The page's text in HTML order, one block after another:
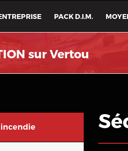
PACK D.I.M.
sur Vertou